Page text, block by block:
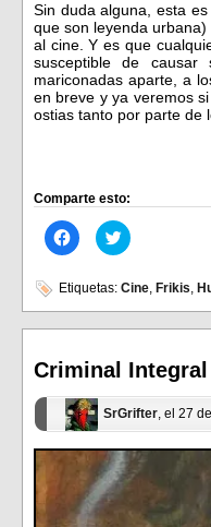
Sin duda alguna, esta
que son leyenda
al cine. Y es que
susceptible de
mariconadas aparte, a
en breve y ya veremos
ostias tanto por parte de
Comparte esto:
Haz
clic
en
Facebook
(Se
abre
ventana
nueva)
Haz
clic
en
Twitter
(Se
abre
ventana
nueva)
Etiquetas: Cine, Frikis,
Criminal Integral
SrGrifter , el 27